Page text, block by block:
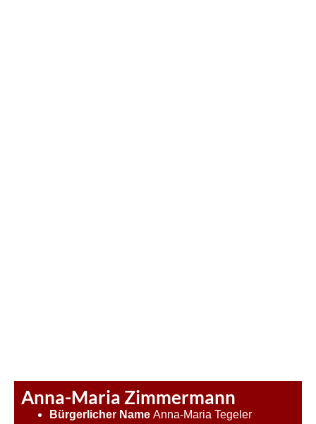
Anna-Maria Zimmermann
Bürgerlicher Name Anna-Maria Tegeler